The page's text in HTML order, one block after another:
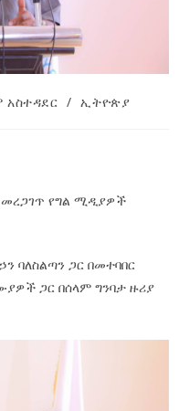
/ ኢትዮጵያ
መረጋገጥ የግል ሚዲያዎች
ባለስልጣን ጋር በመተባበር
ጋር በሰላም ግንባታ ዙሪያ